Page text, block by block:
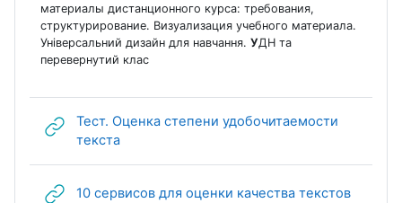
материалы дистанционного курса: требования,
структурирование. Визуализация учебного материала.
Універсальний дизайн для навчання. УДН та
перевернутий клас
Тест. Оценка степени удобочитаемости
текстаURL (веб-посилання)
10 сервисов для оценки качества текстовURL